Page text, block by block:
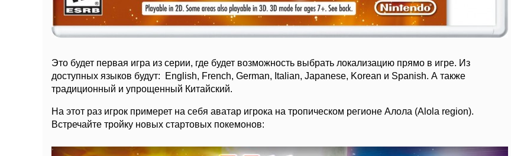
Это будет первая игра из серии, где будет возможность выбрать локализацию прямо в игре. Из
доступных языков будут: English, French, German, Italian, Japanese, Korean и Spanish. А также
традиционный и упрощенный Китайский.
На этот раз игрок примерет на себя аватар игрока на тропическом регионе Алола (Alola region).
Встречайте тройку новых стартовых покемонов: